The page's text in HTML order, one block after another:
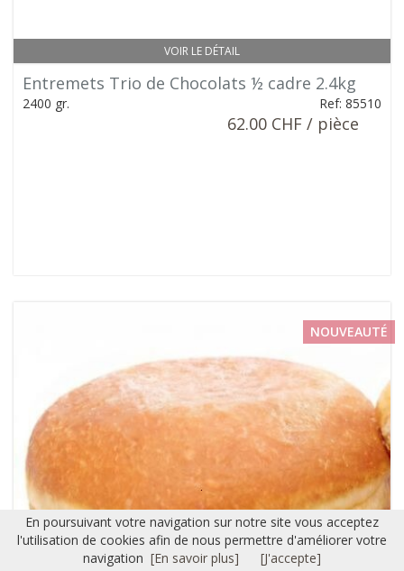
VOIR LE DÉTAIL
Entremets Trio de Chocolats ½ cadre 2.4kg
2400 gr. Ref: 85510
62.00 CHF / pièce
NOUVEAUTÉ
En poursuivant votre navigation sur notre site vous acceptez
l'utilisation de cookies afin de nous permettre d'améliorer votre
navigation [En savoir plus] [J'accepte]